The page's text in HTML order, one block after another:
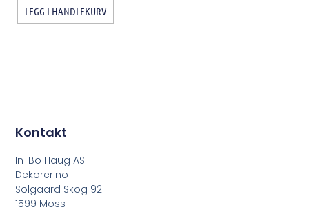
LEGG I HANDLEKURV
Kontakt
In-Bo Haug AS
Dekorer.no
Solgaard Skog 92
1599 Moss